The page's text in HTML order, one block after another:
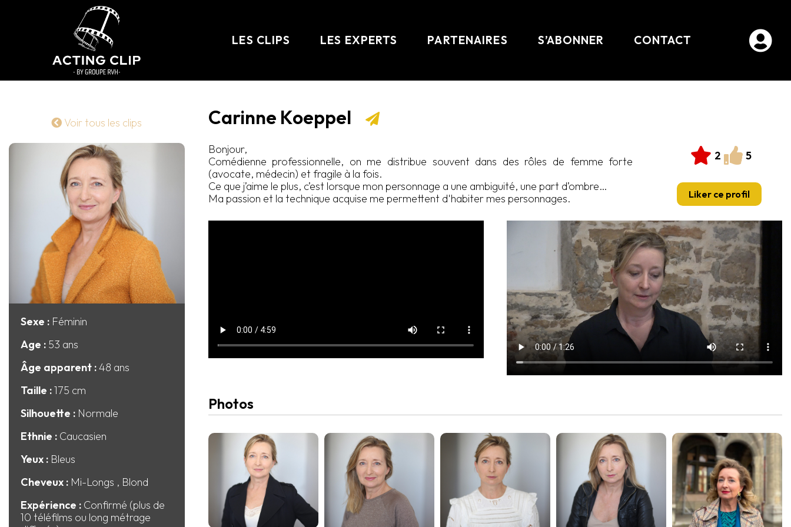
LES CLIPS LES EXPERTS PARTENAIRES S’ABONNER CONTACT
Voir tous les clips Carinne Koeppel
Sexe : Féminin
Age : 53 ans
Âge apparent :48 ans
Taille :175 cm
Silhouette : Normale
Ethnie : Caucasien
Yeux : Bleus
Cheveux : Mi-Longs , Blond
Expérience : Confirmé (plus de
10 téléfilms ou long métrage
Bonjour,
Comédienne professionnelle, on me distribue souvent dans des rôles de femme forte
(avocate, médecin) et fragile à la fois.
Ce que j’aime le plus, c’est lorsque mon personnage a une ambiguité, une part d’ombre…
Ma passion et la technique acquise me permettent d'habiter mes personnages.
2 5
Photos